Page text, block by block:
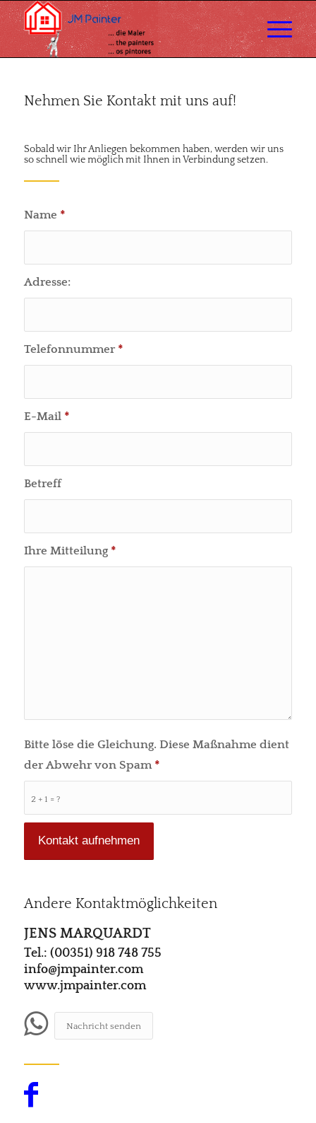
Nehmen Sie Kontakt mit uns auf!
Sobald wir Ihr Anliegen bekommen haben, werden wir uns
so schnell wie möglich mit Ihnen in Verbindung setzen.
Name *
Adresse:
Telefonnummer *
E-Mail *
Betreff
Ihre Mitteilung *
2 + 1 = ?
Bitte löse die Gleichung. Diese Maßnahme dient
der Abwehr von Spam *
Andere Kontaktmöglichkeiten
JENS MARQUARDT
Tel.: (00351) 918 748 755
info@jmpainter.com
www.jmpainter.com
Nachricht senden